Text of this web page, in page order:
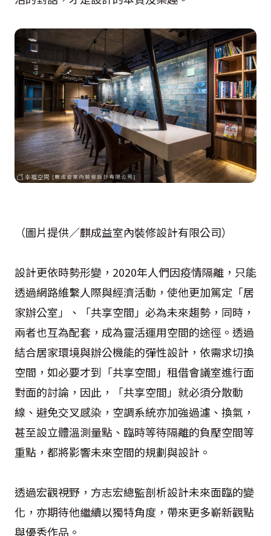
（圖片提供／麒成益室內裝修設計有限公司）
設計更依時勢形變，2020年人們因疫情隔離，只能
透過網路維繫人際與經濟活動，使他更加篤定「居
家辦公室」、「共享空間」必為未來趨勢，同時，
兩者也互為配套，成為靈活運用空間的途徑。透過
結合居家環境與辦公機能的彈性設計，依需求切換
空間，如必要才到「共享空間」租借會議室進行面
對面的討論，因此，「共享空間」就必須分散動
線、避免交叉感染，空調系統亦加強過濾、換氣，
甚至設立體溫測量點、臨時等待隔離的負壓空間等
重點，都將影響未來空間的規劃與設計。
透過宏觀視野，方志宏總監剖析設計未來面臨的變
化，亦期待他繼續以獨特角度，帶來更多嶄新觀點
與優秀作品。